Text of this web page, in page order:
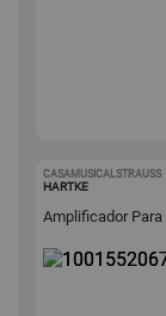
CASAMUSICALSTRAUSS
HARTKE
Amplificador Para